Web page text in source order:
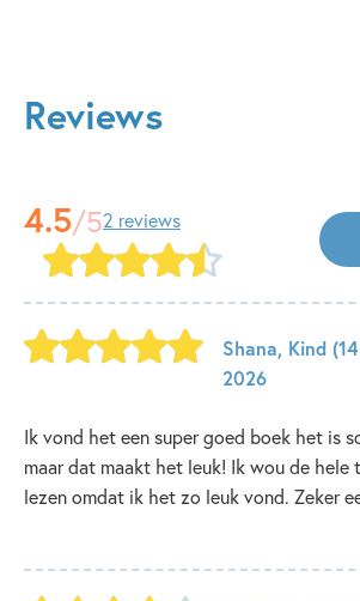
Reviews
4.5/52 reviews
Shana, Kind
2026
Ik vond het een super goed boek het is
maar dat maakt het leuk! Ik wou de
lezen omdat ik het zo leuk vond. Zeker